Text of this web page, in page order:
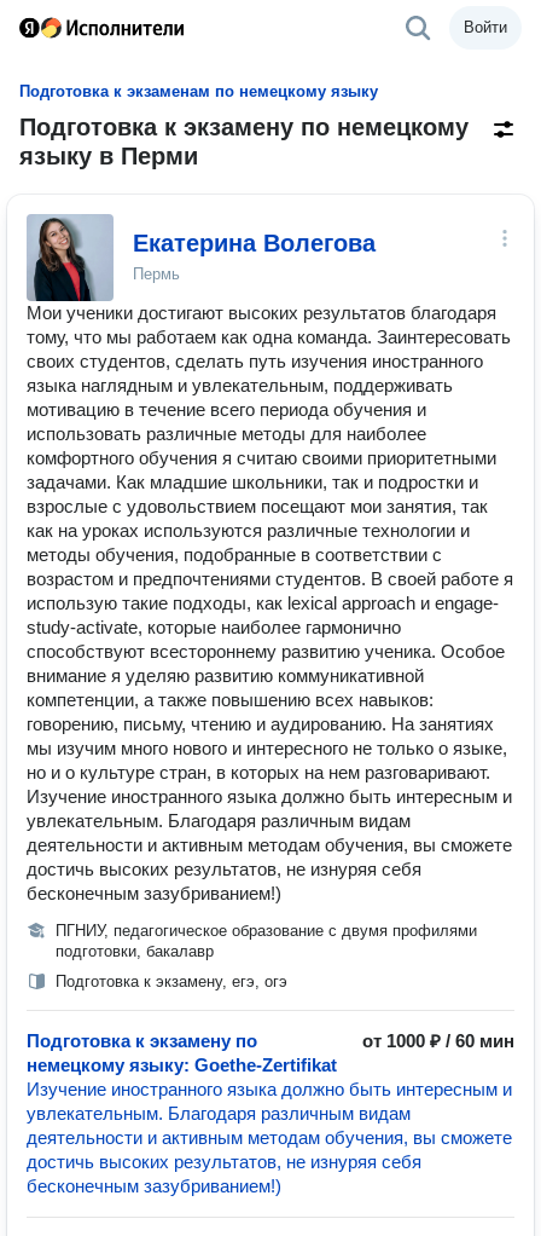
Войти
Подготовка к экзаменам по немецкому языку
Подготовка к экзамену по немецкому
языку в Перми
Екатерина Волегова
Пермь
Мои ученики достигают высоких результатов благодаря
тому, что мы работаем как одна команда. Заинтересовать
своих студентов, сделать путь изучения иностранного
языка наглядным и увлекательным, поддерживать
мотивацию в течение всего периода обучения и
использовать различные методы для наиболее
комфортного обучения я считаю своими приоритетными
задачами. Как младшие школьники, так и подростки и
взрослые с удовольствием посещают мои занятия, так
как на уроках используются различные технологии и
методы обучения, подобранные в соответствии с
возрастом и предпочтениями студентов. В своей работе я
использую такие подходы, как lexical approach и engage-
study-activate, которые наиболее гармонично
способствуют всестороннему развитию ученика. Особое
внимание я уделяю развитию коммуникативной
компетенции, а также повышению всех навыков:
говорению, письму, чтению и аудированию. На занятиях
мы изучим много нового и интересного не только о языке,
но и о культуре стран, в которых на нем разговаривают.
Изучение иностранного языка должно быть интересным и
увлекательным. Благодаря различным видам
деятельности и активным методам обучения, вы сможете
достичь высоких результатов, не изнуряя себя
бесконечным зазубриванием!)
ПГНИУ, педагогическое образование с двумя профилями
подготовки, бакалавр
Подготовка к экзамену, егэ, огэ
Подготовка к экзамену по
немецкому языку: Goethe-Zertifikat
от 1000 ₽ / 60 мин
Изучение иностранного языка должно быть интересным и
увлекательным. Благодаря различным видам
деятельности и активным методам обучения, вы сможете
достичь высоких результатов, не изнуряя себя
бесконечным зазубриванием!)